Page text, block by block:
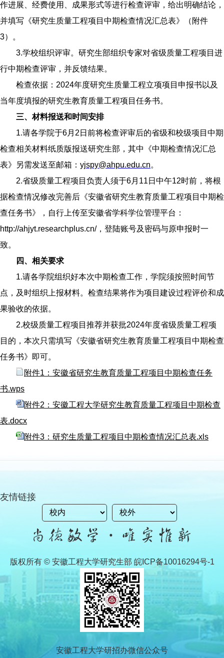
作进展、经费使用、成果形式等进行检查评审，给出明确结论，
并填写《研究生质量工程项目中期检查情况汇总表》（附件
3）。
3.学校组织评审。研究生部组织专家对省级质量工程项目进
行中期检查评审，并反馈结果。
检查依据：2024年度研究生质量工程立项项目申报书以及
当年度填报的研究生教育质量工程项目任务书。
三、材料报送和时间安排
1.请各学院于6月2日前将检查评审后的省级和校级项目中期
检查相关材料纸质版报送研究生部，其中《中期检查情况汇总
表》另需发送至邮箱： yjspy@ahpu.edu.cn。
2.省级质量工程项目负责人须于6月11日中午12时前，将根
据检查情况修改完善后《安徽省研究生教育质量工程项目中期检
查任务书》，自行上传至安徽省学科学位管理平台：
http://ahjyt.researchplus.cn/，登陆账号及密码与原申报时一
致。
四、相关要求
1.请各学院组织好本次中期检查工作，学院须按照时间节
点，及时组织上报材料。检查结果将作为项目建设过程评价和成
果验收的依据。
2.校级质量工程项目推荐并获批2024年度省级质量工程项
目的，本次只需填写《安徽省研究生教育质量工程项目中期检查
任务书》即可。
附件1：安徽省研究生教育质量工程项目中期检查任务
书.wps
附件2：安徽工程大学研究生教育质量工程项目中期检查
表.docx
附件3：研究生质量工程项目中期检查情况汇总表.xls
友情链接
版权所有 © 安徽工程大学研究生部 皖ICP备10016294号-1
安徽工程大学研招办微信公众号